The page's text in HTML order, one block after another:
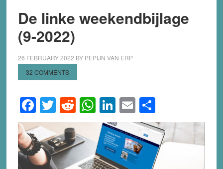
De linke weekendbijlage
(9-2022)
26 FEBRUARY 2022 BY PEPIJN VAN ERP
32 COMMENTS
Facebook
Twitter
Reddit
WhatsApp
LinkedIn
EmailShare